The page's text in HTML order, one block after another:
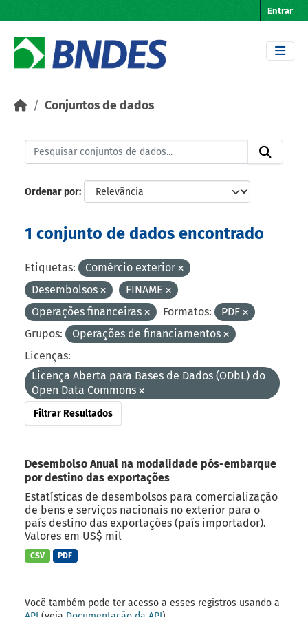
Entrar
Conjuntos de dados
Ordenar por
1 conjunto de dados encontrado
Etiquetas:
Comércio exterior
Desembolsos
FINAME
Operações financeiras
Formatos:
PDF
Grupos:
Operações de financiamentos
Licenças:
Licença Aberta para Bases de Dados (ODbL) do
Open Data Commons
Filtrar Resultados
Desembolso Anual na modalidade pós-embarque
por destino das exportações
Estatísticas de desembolsos para comercialização
de bens e serviços nacionais no exterior para o
país destino das exportações (país importador).
Valores em US$ mil
CSV PDF
Você também pode ter acesso a esses registros usando a